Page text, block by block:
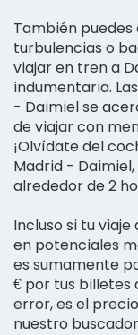
También
turbulencias o
viajar en tren a
indumentaria.
- Daimiel se
de viajar con
¡Olvídate del
Madrid -
alrededor de 2
Incluso si tu
en potenciales
es sumamente
€ por tus billetes
error, es el
nuestro